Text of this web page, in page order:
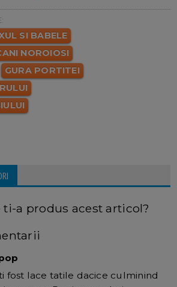
SI BABELE
NOROIOSI
GURA PORTITEI
a produs acest articol?
fost lace tatile dacice culminind